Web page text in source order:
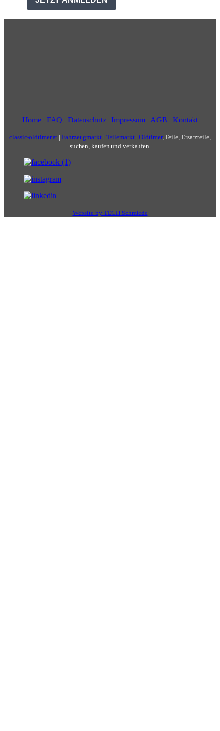
Home | FAQ | Datenschutz | Impressum | AGB | Kontakt
classic-oldtimer.at | Fahrzeugmarkt | Teilemarkt | Oldtimer, Teile, Ersatzteile,
suchen, kaufen und verkaufen.
Website by TECH Schmiede